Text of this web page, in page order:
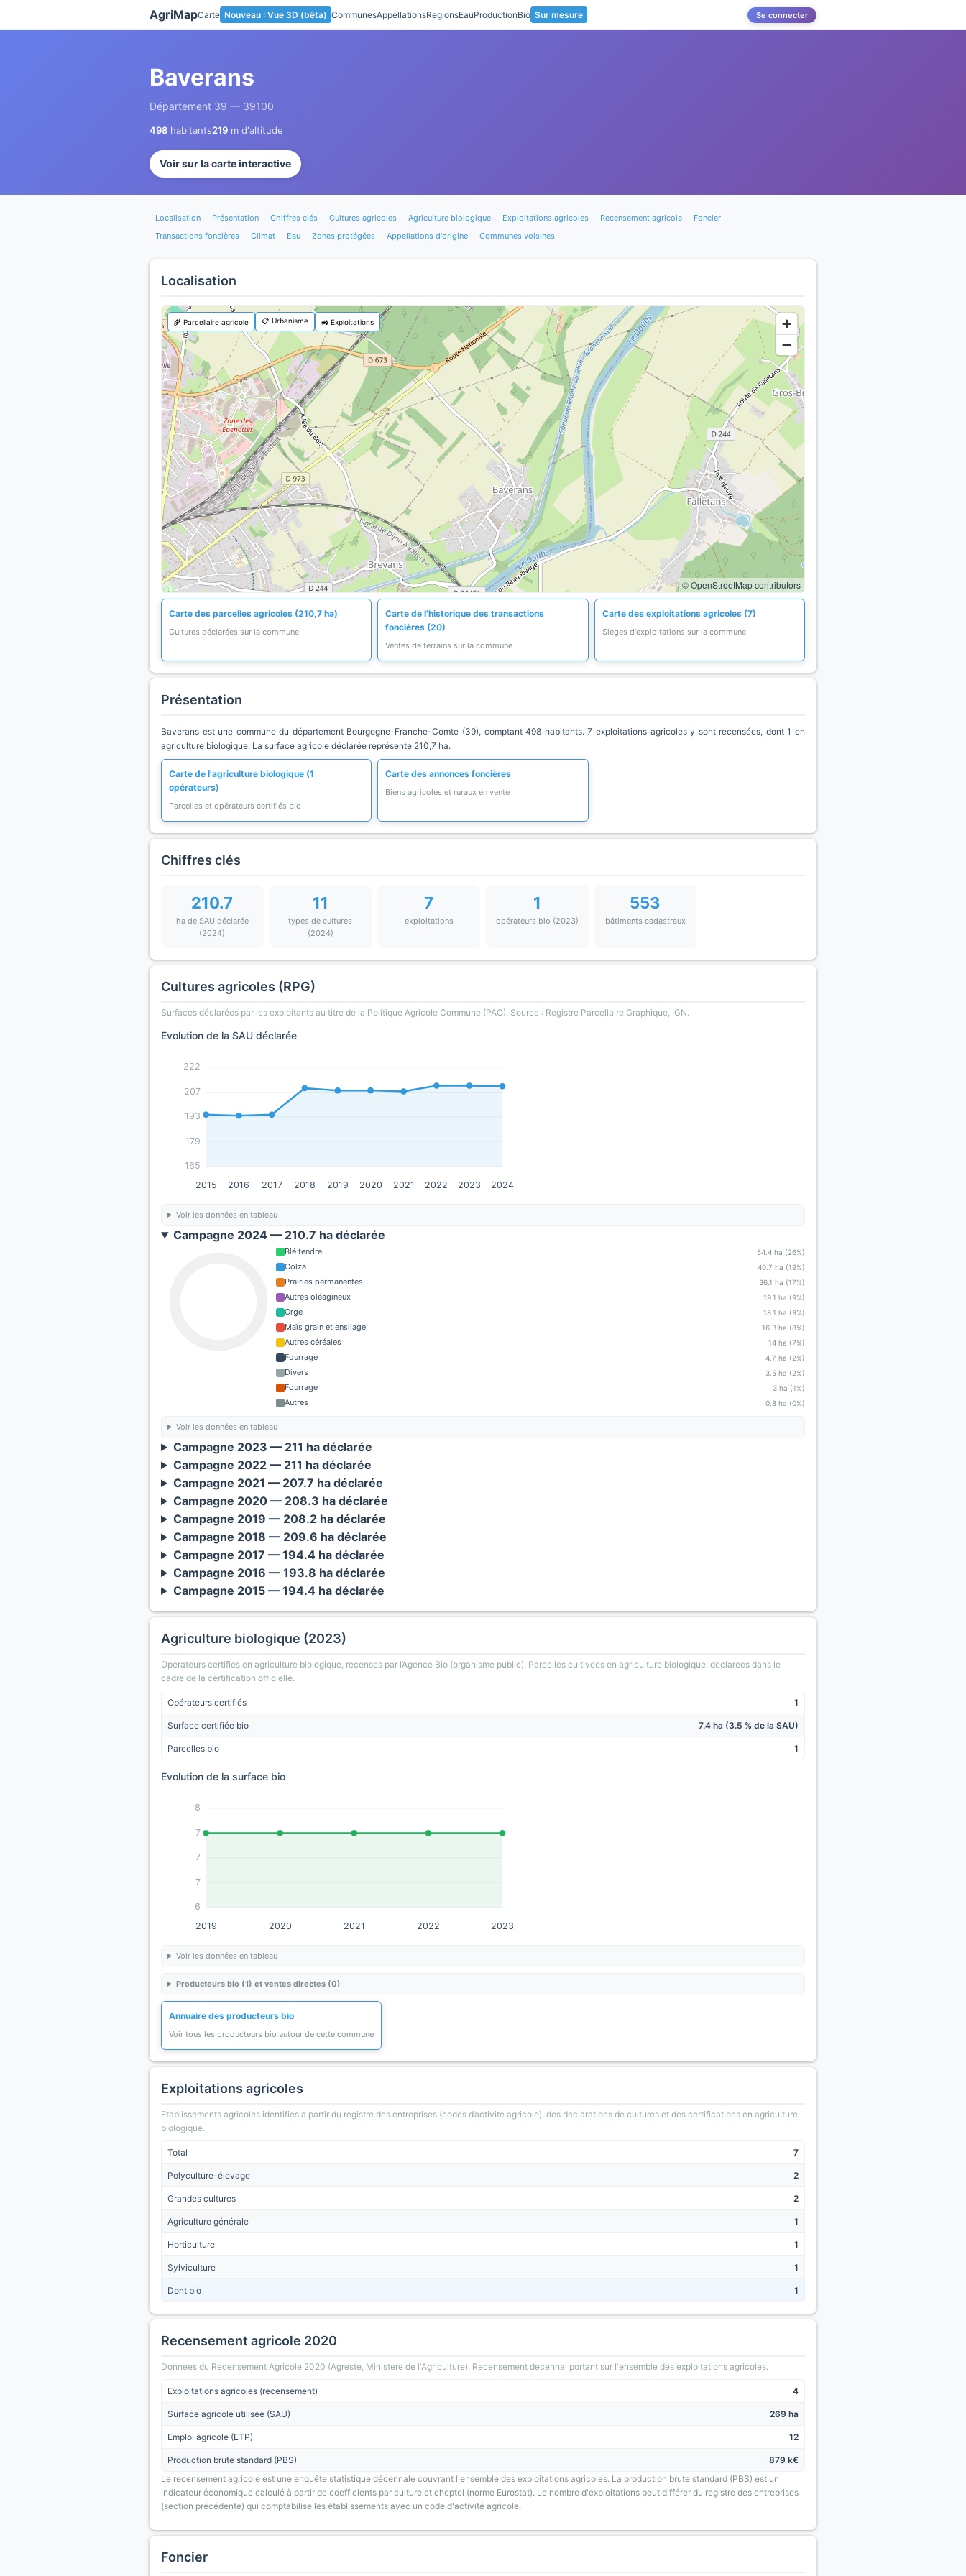
AgriMapCarte Nouveau : Vue 3D (bêta) CommunesAppellationsRegionsEauProductionBio Sur mesure Se connecter
Baverans
Département 39 — 39100
498 habitants219 m d'altitude
Voir sur la carte interactive
Localisation Présentation Chiffres clés Cultures agricoles Agriculture biologique Exploitations agricoles Recensement agricole
Foncier
Transactions foncières
Climat Eau Zones protégées Appellations d'origine Communes voisines
Localisation
© OpenStreetMap contributors
🌾 Parcellaire agricole 📋 Urbanisme 🚜 Exploitations
Carte des parcelles agricoles (210,7 ha)
Cultures déclarées sur la commune
Carte de l'historique des transactions
foncières (20)
Ventes de terrains sur la commune
Carte des exploitations agricoles (7)
Sieges d'exploitations sur la commune
Présentation
Baverans est une commune du département Bourgogne-Franche-Comte (39), comptant 498 habitants. 7 exploitations agricoles y sont recensées, dont 1 en
agriculture biologique. La surface agricole déclarée représente 210,7 ha.
Carte de l'agriculture biologique (1
opérateurs)
Parcelles et opérateurs certifiés bio
Carte des annonces foncières
Biens agricoles et ruraux en vente
Chiffres clés
210.7
ha de SAU déclarée
(2024)
11
types de cultures
(2024)
7
exploitations
1
opérateurs bio (2023)
553
bâtiments cadastraux
Cultures agricoles (RPG)
Surfaces déclarées par les exploitants au titre de la Politique Agricole Commune (PAC). Source : Registre Parcellaire Graphique, IGN.
Evolution de la SAU déclarée
165
179
193
207
222
2015 2016 2017 2018 2019 2020 2021 2022 2023 2024
Voir les données en tableau
Campagne 2024 — 210.7 ha déclarée
Blé tendre 54.4 ha (26%)
Colza 40.7 ha (19%)
Prairies permanentes 36.1 ha (17%)
Autres oléagineux 19.1 ha (9%)
Orge 18.1 ha (9%)
Maïs grain et ensilage 16.3 ha (8%)
Autres céréales 14 ha (7%)
Fourrage 4.7 ha (2%)
Divers 3.5 ha (2%)
Fourrage 3 ha (1%)
Autres 0.8 ha (0%)
Voir les données en tableau
Campagne 2023 — 211 ha déclarée
Campagne 2022 — 211 ha déclarée
Campagne 2021 — 207.7 ha déclarée
Campagne 2020 — 208.3 ha déclarée
Campagne 2019 — 208.2 ha déclarée
Campagne 2018 — 209.6 ha déclarée
Campagne 2017 — 194.4 ha déclarée
Campagne 2016 — 193.8 ha déclarée
Campagne 2015 — 194.4 ha déclarée
Agriculture biologique (2023)
Operateurs certifies en agriculture biologique, recenses par l’Agence Bio (organisme public). Parcelles cultivees en agriculture biologique, declarees dans le
cadre de la certification officielle.
Opérateurs certifiés 1
Surface certifiée bio 7.4 ha (3.5 % de la SAU)
Parcelles bio 1
Evolution de la surface bio
6
7
7
7
8
2019 2020 2021 2022 2023
Voir les données en tableau
Producteurs bio (1) et ventes directes (0)
Annuaire des producteurs bio
Voir tous les producteurs bio autour de cette commune
Exploitations agricoles
Etablissements agricoles identifies a partir du registre des entreprises (codes d’activite agricole), des declarations de cultures et des certifications en agriculture
biologique.
Total 7
Polyculture-élevage 2
Grandes cultures 2
Agriculture générale 1
Horticulture 1
Sylviculture 1
Dont bio 1
Recensement agricole 2020
Donnees du Recensement Agricole 2020 (Agreste, Ministere de l'Agriculture). Recensement decennal portant sur l'ensemble des exploitations agricoles.
Exploitations agricoles (recensement) 4
Surface agricole utilisee (SAU) 269 ha
Emploi agricole (ETP) 12
Production brute standard (PBS)
879 k€
Le recensement agricole est une enquête statistique décennale couvrant l'ensemble des exploitations agricoles. La production brute standard (PBS) est un
indicateur économique calculé à partir de coefficients par culture et cheptel (norme Eurostat). Le nombre d'exploitations peut différer du registre des entreprises
(section précédente) qui comptabilise les établissements avec un code d'activité agricole.
Foncier
Panneau de gestion des cookies